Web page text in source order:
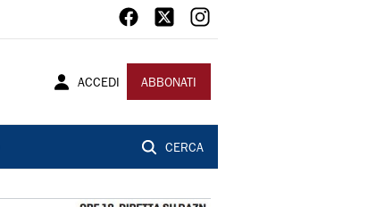
ACCEDI ABBONATI
CERCA